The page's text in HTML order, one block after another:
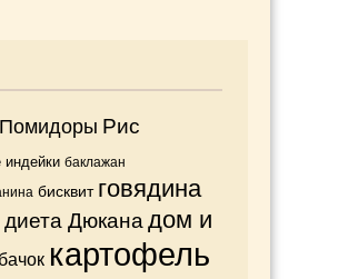
Помидоры Рис
баклажан
бисквит говядина
диета Дюкана дом и
картофель